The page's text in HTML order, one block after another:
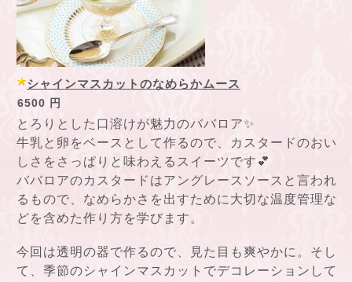
シャインマスカットのなめらかムース
6500 円
とろりとした口溶けが魅力のババロア✨
牛乳と卵をベースとして作るので、カスタードのおい
しさをさっぱりと味わえるスイーツです💕
ババロアのカスタードはアングレースソースと言われ
るもので、なめらかさを出すために大切な温度管理な
どを含めた作り方を学びます。
今回は透明の器で作るので、見た目も爽やかに。そし
て、季節のシャインマスカットでデコレーションして